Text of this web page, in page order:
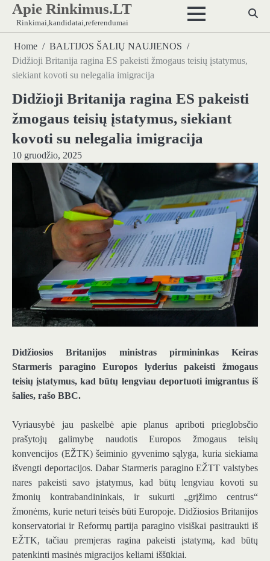
Skip
content
Apie Rinkimus.LT
Rinkimai,kandidatai,referendumai
Home
BALTIJOS ŠALIŲ NAUJIENOS
Didžioji Britanija ragina ES pakeisti žmogaus teisių įstatymus,
siekiant kovoti su nelegalia imigracija
Didžioji Britanija ragina ES pakeisti
žmogaus teisių įstatymus, siekiant
kovoti su nelegalia imigracija
10 gruodžio, 2025
Didžiosios Britanijos ministras pirmininkas Keiras
Starmeris paragino Europos lyderius pakeisti žmogaus
teisių įstatymus, kad būtų lengviau deportuoti imigrantus iš
šalies, rašo BBC.
Vyriausybė jau paskelbė apie planus apriboti prieglobsčio
prašytojų galimybę naudotis Europos žmogaus teisių
konvencijos (EŽTK) šeiminio gyvenimo sąlyga, kuria siekiama
išvengti deportacijos. Dabar Starmeris paragino EŽTT valstybes
nares pakeisti savo įstatymus, kad būtų lengviau kovoti su
žmonių kontrabandininkais, ir sukurti „grįžimo centrus“
žmonėms, kurie neturi teisės būti Europoje. Didžiosios Britanijos
konservatoriai ir Reformų partija paragino visiškai pasitraukti iš
EŽTK, tačiau premjeras ragina pakeisti įstatymą, kad būtų
patenkinti masinės migracijos keliami iššūkiai.